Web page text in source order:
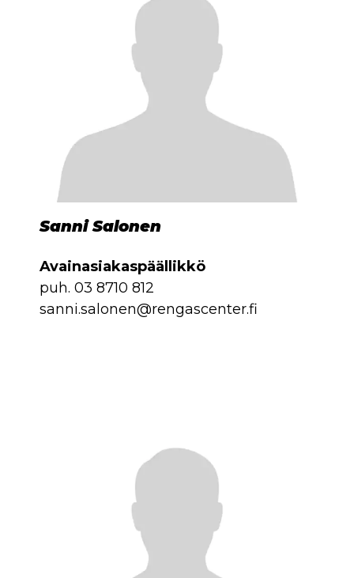
Sanni Salonen
Avainasiakaspäällikkö
puh. 03 8710 812
sanni.salonen@rengascenter.fi